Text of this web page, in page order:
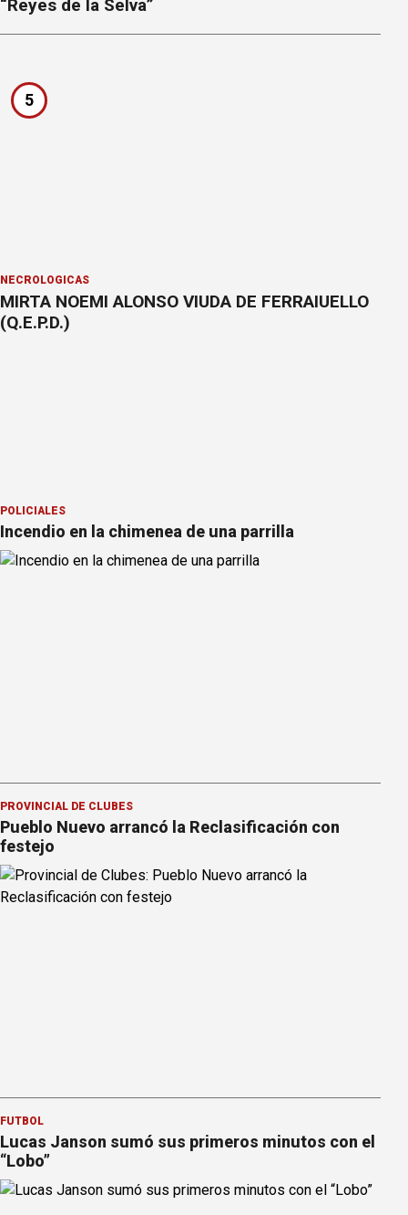
“Reyes de la Selva”
5
NECROLÓGICAS
MIRTA NOEMI ALONSO VIUDA DE FERRAIUELLO
(Q.E.P.D.)
POLICIALES
Incendio en la chimenea de una parrilla
PROVINCIAL DE CLUBES
Pueblo Nuevo arrancó la Reclasificación con
festejo
FÚTBOL
Lucas Janson sumó sus primeros minutos con el
“Lobo”